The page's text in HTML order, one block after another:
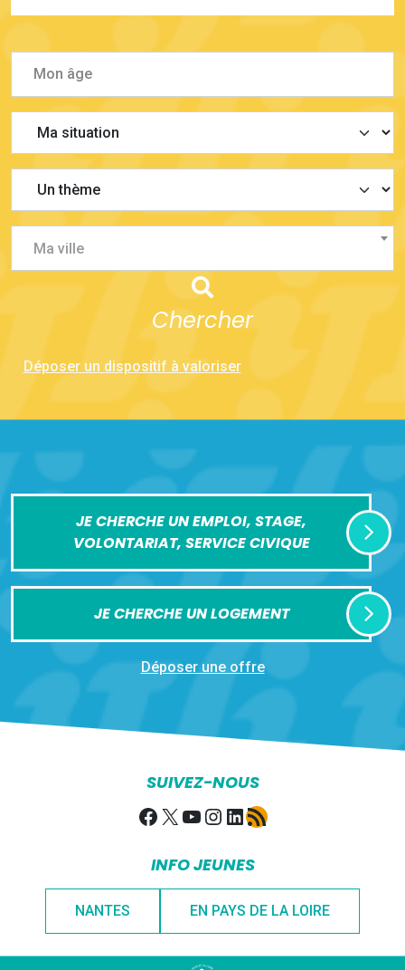
Ma ville
Chercher
Déposer un dispositif à valoriser
JE CHERCHE UN EMPLOI, STAGE,
VOLONTARIAT, SERVICE CIVIQUE
JE CHERCHE UN LOGEMENT
Déposer une offre
SUIVEZ-NOUS
Facebook
X YouTube
Instagram
LinkedIn
Flux RSS
INFO JEUNES
NANTES EN PAYS DE LA LOIRE